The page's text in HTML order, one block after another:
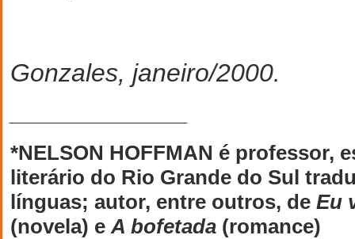
Gonzales, janeiro/2000.
*NELSON HOFFMAN é professor,
literário do Rio Grande do Sul
línguas; autor, entre outros, de Eu
(novela) e A bofetada (romance)